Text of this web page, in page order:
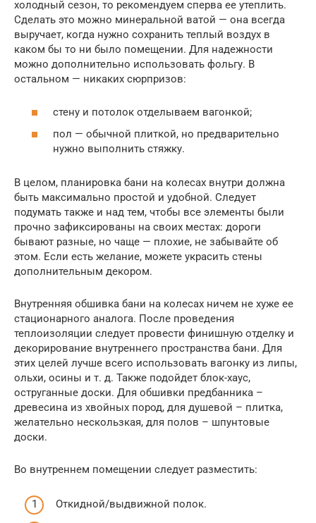
холодный сезон, то рекомендуем сперва ее утеплить.
Сделать это можно минеральной ватой — она всегда
выручает, когда нужно сохранить теплый воздух в
каком бы то ни было помещении. Для надежности
можно дополнительно использовать фольгу. В
остальном — никаких сюрпризов:
стену и потолок отделываем вагонкой;
пол — обычной плиткой, но предварительно
нужно выполнить стяжку.
В целом, планировка бани на колесах внутри должна
быть максимально простой и удобной. Следует
подумать также и над тем, чтобы все элементы были
прочно зафиксированы на своих местах: дороги
бывают разные, но чаще — плохие, не забывайте об
этом. Если есть желание, можете украсить стены
дополнительным декором.
Внутренняя обшивка бани на колесах ничем не хуже ее
стационарного аналога. После проведения
теплоизоляции следует провести финишную отделку и
декорирование внутреннего пространства бани. Для
этих целей лучше всего использовать вагонку из липы,
ольхи, осины и т. д. Также подойдет блок-хаус,
оструганные доски. Для обшивки предбанника –
древесина из хвойных пород, для душевой – плитка,
желательно нескользкая, для полов – шпунтовые
доски.
Во внутреннем помещении следует разместить:
Откидной/выдвижной полок.